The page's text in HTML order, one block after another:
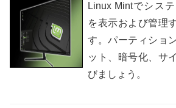
Linux Mintでシス
を表示および管理
す。パーティショ
ット、暗号化、サ
びましょう。